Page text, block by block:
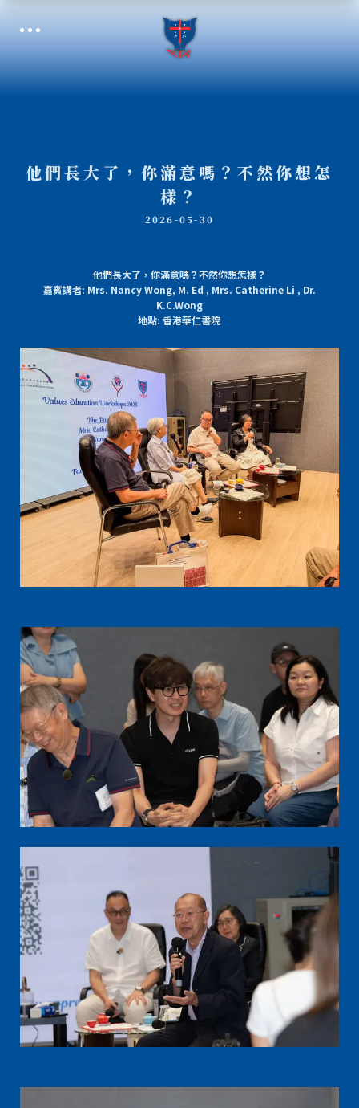
他們長大了，你滿意嗎？不然你想怎
樣？
2026-05-30
他們長大了，你滿意嗎？不然你想怎樣？
嘉賓講者: Mrs. Nancy Wong, M. Ed , Mrs. Catherine Li , Dr.
K.C.Wong
地點: 香港華仁書院